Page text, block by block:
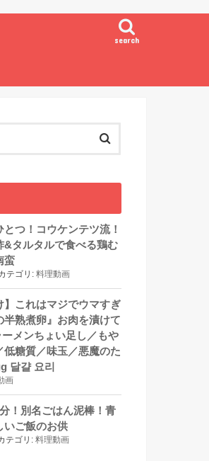
search
とつ！コウケンテツ流！
&タルタルで食べる鶏む
蛮
テゴリ: 料理動画
】これはマジでウマすぎ
熟煮卵』お肉を漬けて
ーメンちょい足し／もや
低糖質／味玉／悪魔のた
달걀 요리
画
！別名ごはん泥棒！青
いご飯のお供
テゴリ: 料理動画